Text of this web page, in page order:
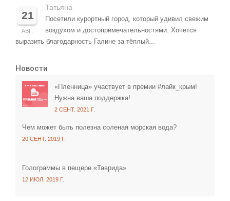
21
АВГ.
Татьяна
Посетили курортный город, который удивил свежим
воздухом и достопримечательностями. Хочется
выразить благодарность Галине за тёплый...
Новости
«Пленница» участвует в премии #лайк_крым!
Нужна ваша поддержка!
2 СЕНТ. 2021 Г.
Чем может быть полезна соленая морская вода?
20 СЕНТ. 2019 Г.
Голограммы в пещере «Таврида»
12 ИЮЛ. 2019 Г.